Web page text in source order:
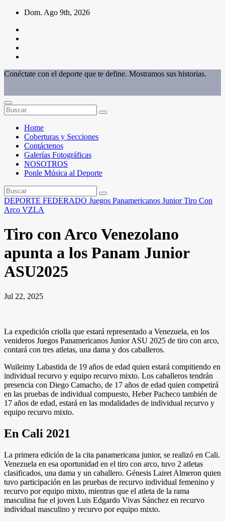
Saltar
contenido
Dom. Ago 9th, 2026
Conéctate con el deporte que te define. Mostramos sus historias.
Home
Coberturas y Secciones
Contáctenos
Galerías Fotográficas
NOSOTROS
Ponle Música al Deporte
DEPORTE FEDERADO Juegos Panamericanos JuniorTiro Con
Arco VZLA
Tiro con Arco Venezolano
apunta a los Panam Junior
ASU2025
Jul 22, 2025
La expedición criolla que estará representado a Venezuela, en los
venideros Juegos Panamericanos Junior ASU 2025 de tiro con arco,
contará con tres atletas, una dama y dos caballeros.
Wuileimy Labastida de 19 años de edad quien estará compitiendo en
individual recurvo y equipo recurvo mixto. Los caballeros tendrán
presencia con Diego Camacho, de 17 años de edad quien competirá
en las pruebas de individual compuesto, Heber Pacheco también de
17 años de edad, estará en las modalidades de individual recurvo y
equipo recurvo mixto.
En Cali 2021
La primera edición de la cita panamericana junior, se realizó en Cali.
Venezuela en esa oportunidad en el tiro con arco, tuvo 2 atletas
clasificados, una dama y un caballero. Génesis Lairet Almeron quien
tuvo participación en las pruebas de recurvo individual femenino y
recurvo por equipo mixto, mientras que el atleta de la rama
masculina fue el joven Luis Edgardo Vivas Sánchez en recurvo
individual masculino y recurvo por equipo mixto.